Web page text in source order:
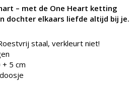
– met de One Heart ketting
dochter elkaars liefde altijd bij je.
staal, verkleurt niet!
5 cm